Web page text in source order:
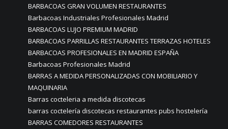
BARBACOAS GRAN VOLUMEN RESTAURANTES
Barbacoas Industriales Profesionales Madrid
BARBACOAS LUJO PREMIUM MADRID
BARBACOAS PARRILLAS RESTAURANTES TERRAZAS HOTELES
BARBACOAS PROFESIONALES EN MADRID ESPAÑA
Barbacoas Profesionales Madrid
BARRAS A MEDIDA PERSONALIZADAS CON MOBILIARIO Y
MAQUINARIA
Barras cocteleria a medida discotecas
barras coctelería discotecas restaurantes pubs hostelería
BARRAS COMEDORES RESTAURANTES